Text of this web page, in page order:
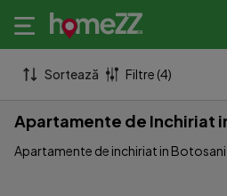
Sortează Filtre (4)
Apartamente de Inchiriat
Apartamente de inchiriat in